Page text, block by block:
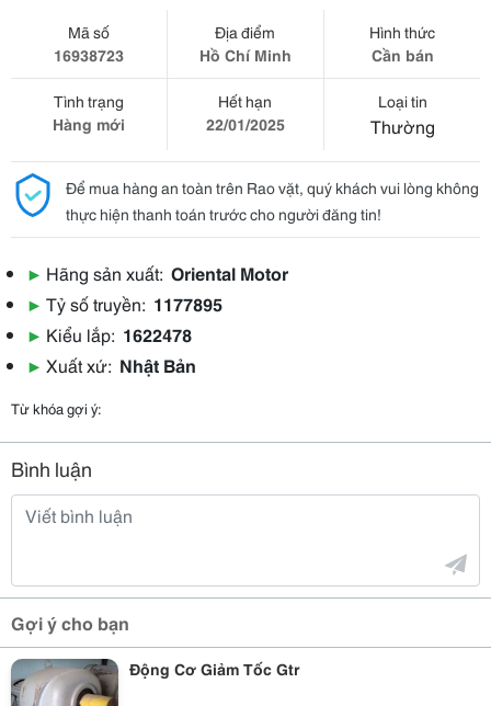
Mã số
16938723
Địa điểm
Hồ Chí Minh
Hình thức
Cần bán
Tình trạng
Hàng mới
Hết hạn
22/01/2025
Loại tin
Thường
Để mua hàng an toàn trên Rao vặt, quý khách vui lòng không
thực hiện thanh toán trước cho người đăng tin!
▶ Hãng sản xuất: Oriental Motor
▶ Tỷ số truyền: 1177895
▶ Kiểu lắp: 1622478
▶ Xuất xứ: Nhật Bản
Từ khóa gợi ý:
Bình luận
Gợi ý cho bạn
Động Cơ Giảm Tốc Gtr